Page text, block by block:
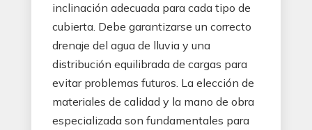
inclinación adecuada para cada tipo de
cubierta. Debe garantizarse un correcto
drenaje del agua de lluvia y una
distribución equilibrada de cargas para
evitar problemas futuros. La elección de
materiales de calidad y la mano de obra
especializada son fundamentales para